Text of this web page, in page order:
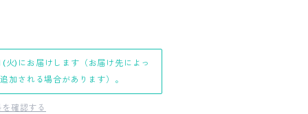
火)にお届けします（お届け先によっ
加される場合があります）。
確認する